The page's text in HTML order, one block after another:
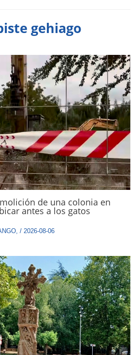
gehiago
de una colonia en
antes a los gatos
, / 2026-08-06